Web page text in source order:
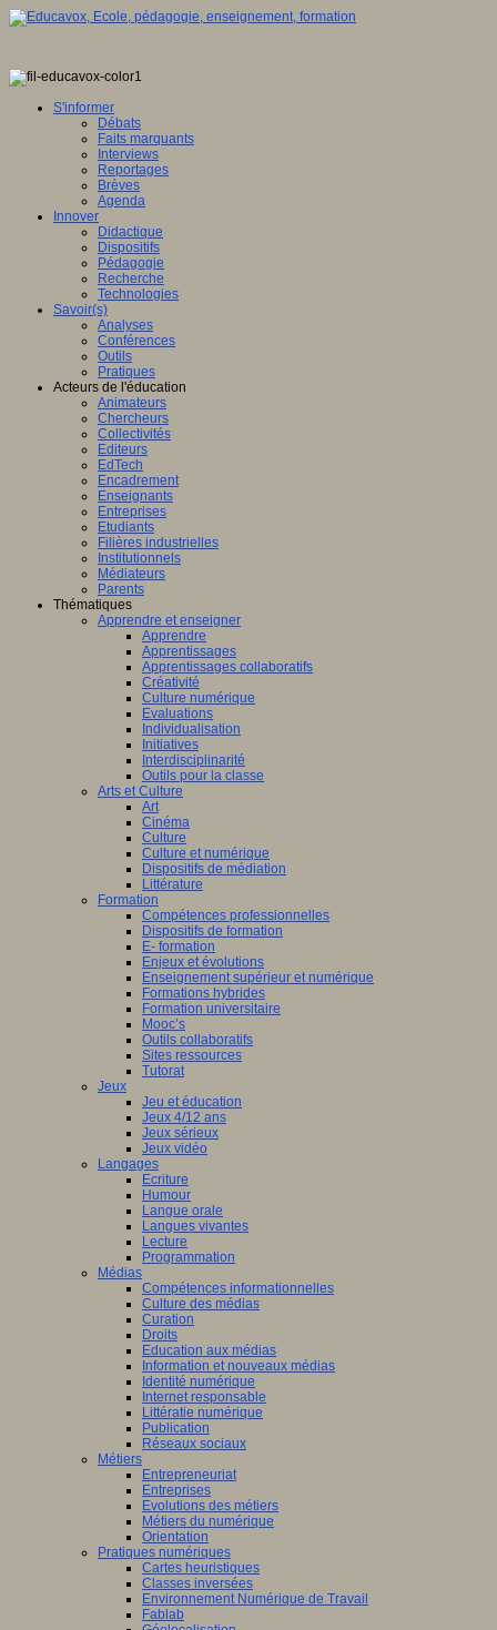
S'informer
Débats
Faits marquants
Interviews
Reportages
Brèves
Agenda
Innover
Didactique
Dispositifs
Pédagogie
Recherche
Technologies
Savoir(s)
Analyses
Conférences
Outils
Pratiques
Acteurs de l'éducation
Animateurs
Chercheurs
Collectivités
Editeurs
EdTech
Encadrement
Enseignants
Entreprises
Etudiants
Filières industrielles
Institutionnels
Médiateurs
Parents
Thématiques
Apprendre et enseigner
Apprendre
Apprentissages
Apprentissages collaboratifs
Créativité
Culture numérique
Evaluations
Individualisation
Initiatives
Interdisciplinarité
Outils pour la classe
Arts et Culture
Art
Cinéma
Culture
Culture et numérique
Dispositifs de médiation
Littérature
Formation
Compétences professionnelles
Dispositifs de formation
E- formation
Enjeux et évolutions
Enseignement supérieur et numérique
Formations hybrides
Formation universitaire
Mooc’s
Outils collaboratifs
Sites ressources
Tutorat
Jeux
Jeu et éducation
Jeux 4/12 ans
Jeux sérieux
Jeux vidéo
Langages
Ecriture
Humour
Langue orale
Langues vivantes
Lecture
Programmation
Médias
Compétences informationnelles
Culture des médias
Curation
Droits
Education aux médias
Information et nouveaux médias
Identité numérique
Internet responsable
Littératie numérique
Publication
Réseaux sociaux
Métiers
Entrepreneuriat
Entreprises
Evolutions des métiers
Métiers du numérique
Orientation
Pratiques numériques
Cartes heuristiques
Classes inversées
Environnement Numérique de Travail
Fablab